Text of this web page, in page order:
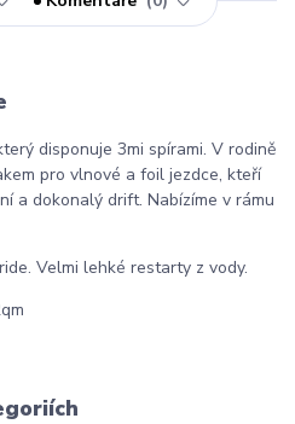
disponuje 3mi spírami. V rodině
pro vlnové a foil jezdce, kteří
a dokonalý drift. Nabízíme v rámu
Velmi lehké restarty z vody.